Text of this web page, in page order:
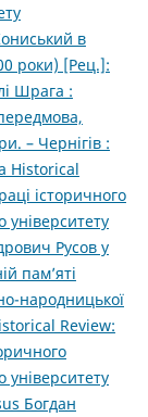
в
роки) [Рец.]:
Шрага :
– Чернігів :
Historical
історичного
університету
Русов у
пам’яті
народницької
Review:
університету
Богдан